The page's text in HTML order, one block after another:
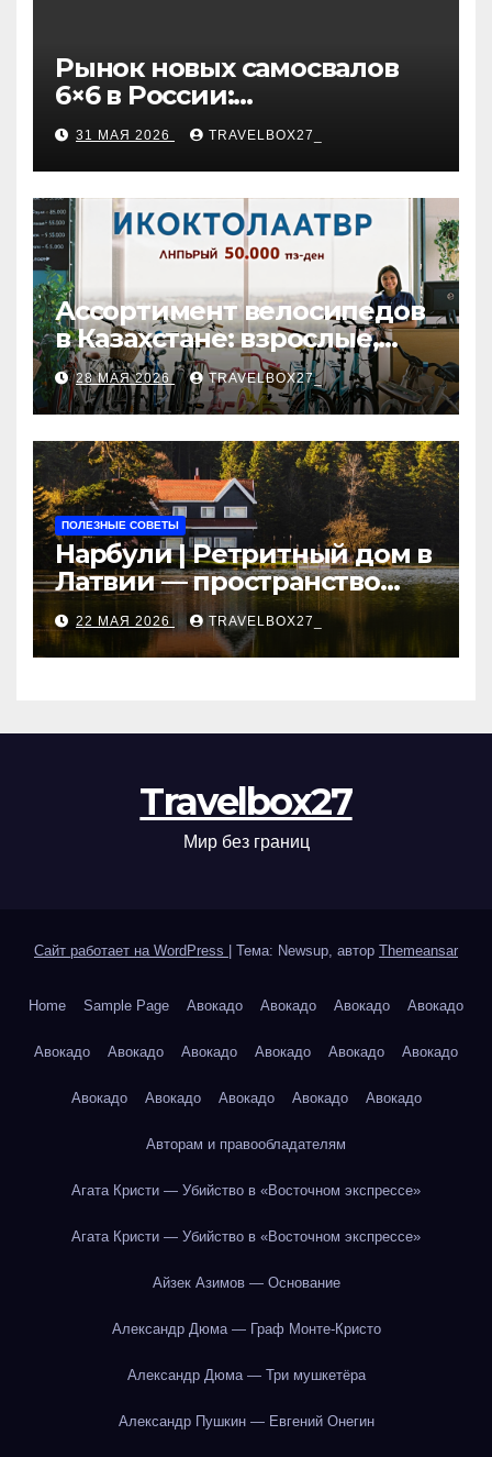
Рынок новых самосвалов
6×6 в России:
характеристики и цены
31 МАЯ 2026 TRAVELBOX27_
Ассортимент велосипедов
в Казахстане: взрослые,
детские и городские
модели, ценовые
категории и варианты
рассрочки
28 МАЯ 2026 TRAVELBOX27_
ПОЛЕЗНЫЕ СОВЕТЫ
Нарбули | Ретритный дом в
Латвии — пространство
для саморазвития и
восстановления
22 МАЯ 2026 TRAVELBOX27_
Travelbox27
Мир без границ
Сайт работает на WordPress Тема: Newsup, автор Themeansar
Home Sample Page Авокадо Авокадо Авокадо Авокадо
Авокадо Авокадо Авокадо Авокадо Авокадо Авокадо
Авокадо Авокадо Авокадо Авокадо Авокадо
Авторам и правообладателям
Агата Кристи — Убийство в «Восточном экспрессе»
Агата Кристи — Убийство в «Восточном экспрессе»
Айзек Азимов — Основание
Александр Дюма — Граф Монте-Кристо
Александр Дюма — Три мушкетёра
Александр Пушкин — Евгений Онегин